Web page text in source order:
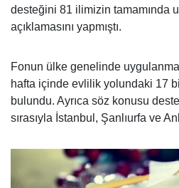
desteğini 81 ilimizin tamamında
açıklamasını yapmıştı.
Fonun ülke genelinde
hafta içinde evlilik yolundaki 17
bulundu. Ayrıca söz konusu
sırasıyla İstanbul, Şanlıurfa ve